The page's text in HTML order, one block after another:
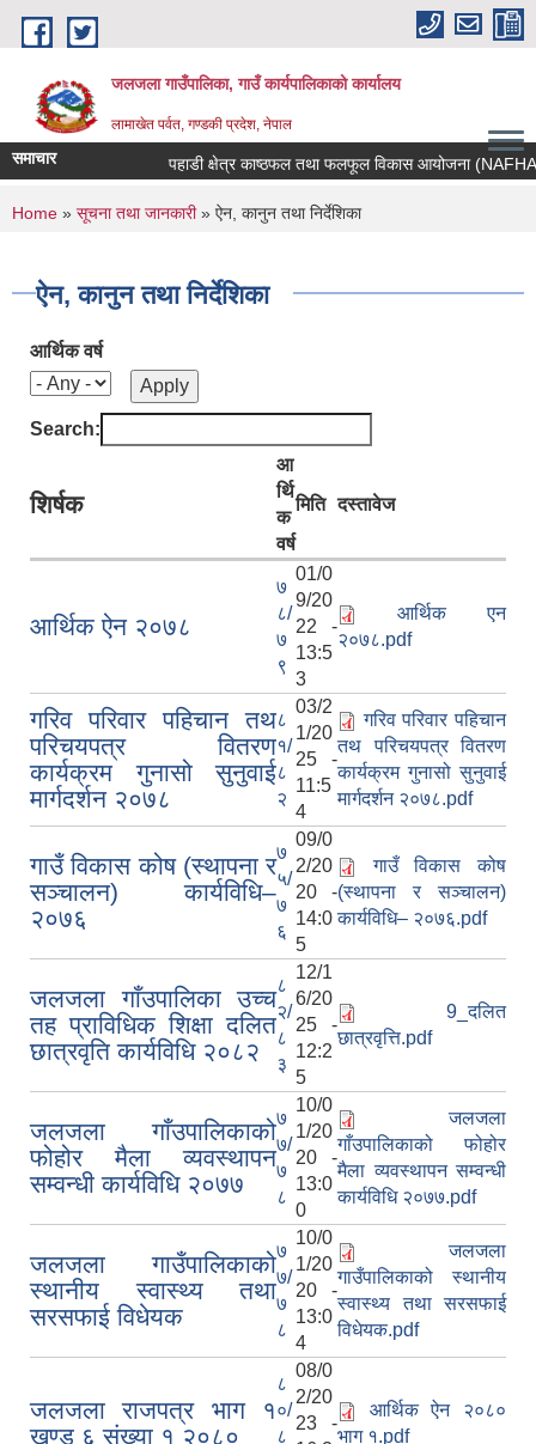
Skip to main content
जलजला गाउँपालिका, गाउँ कार्यपालिकाको कार्यालय
लामाखेत पर्वत, गण्डकी प्रदेश, नेपाल
नियमित खाेप केन्द्र विवरण
समाचार पहाडी क्षेत्र काष्ठफल तथा फलफूल विकास आयोजना (NAFHA)
You are here
Home » सूचना तथा जानकारी» ऐन, कानुन तथा निर्देशिका
ऐन, कानुन तथा निर्देशिका
आर्थिक वर्ष
Search:
शिर्षक
आ
र्थि
क
वर्ष
मिति दस्तावेज
आर्थिक ऐन २०७८
७
८/
७
९
01/0
9/20
22 -
13:5
3
आर्थिक एन
२०७८.pdf
गरिव परिवार पहिचान तथ
परिचयपत्र वितरण
कार्यक्रम गुनासो सुनुवाई
मार्गदर्शन २०७८
८
१/
८
२
03/2
1/20
25 -
11:5
4
गरिव परिवार पहिचान
तथ परिचयपत्र वितरण
कार्यक्रम गुनासो सुनुवाई
मार्गदर्शन २०७८.pdf
गाउँ विकास कोष (स्थापना र
सञ्चालन) कार्यविधि–
२०७६
७
५/
७
६
09/0
2/20
20 -
14:0
5
गाउँ विकास कोष
(स्थापना र सञ्चालन)
कार्यविधि– २०७६.pdf
जलजला गाँउपालिका उच्च
तह प्राविधिक शिक्षा दलित
छात्रवृति कार्यविधि २०८२
८
२/
८
३
12/1
6/20
25 -
12:2
5
9_दलित
छात्रवृत्ति.pdf
जलजला गाँउपालिकाको
फोहोर मैला व्यवस्थापन
सम्वन्धी कार्यविधि २०७७
७
७/
७
८
10/0
1/20
20 -
13:0
0
जलजला
गाँउपालिकाको फोहोर
मैला व्यवस्थापन सम्वन्धी
कार्यविधि २०७७.pdf
जलजला गाउँपालिकाको
स्थानीय स्वास्थ्य तथा
सरसफाई विधेयक
७
७/
७
८
10/0
1/20
20 -
13:0
4
जलजला
गाउँपालिकाको स्थानीय
स्वास्थ्य तथा सरसफाई
विधेयक.pdf
जलजला राजपत्र भाग १
खण्ड ६ संख्या १ २०८०
८
०/
८
08/0
2/20
23 -
आर्थिक ऐन २०८०
भाग १.pdf